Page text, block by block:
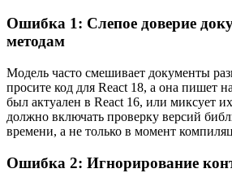
Ошибка 1: Слепое доверие
методам
Модель часто смешивает документы
просите код для React 18, а она пишет
был актуален в React 16, или миксует
должно включать проверку версий
времени, а не только в момент
Ошибка 2: Игнорирование